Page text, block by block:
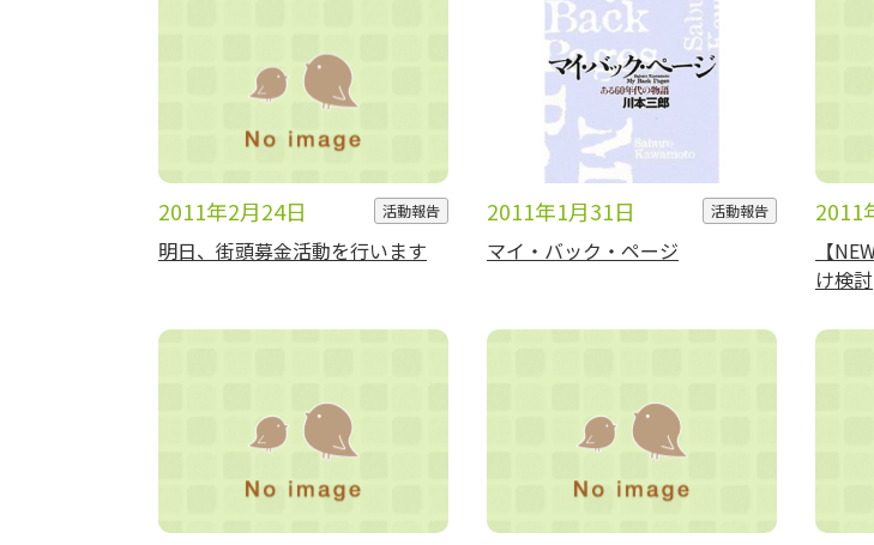
2011年2月24日 活動報告
明日、街頭募金活動を行います
2011年1月31日 活動報告
マイ・バック・ページ
2011
【
け検討